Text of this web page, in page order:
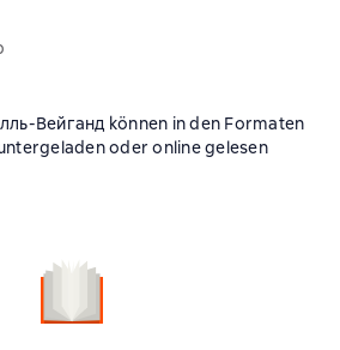
Вейганд können in den Formaten
oder online gelesen